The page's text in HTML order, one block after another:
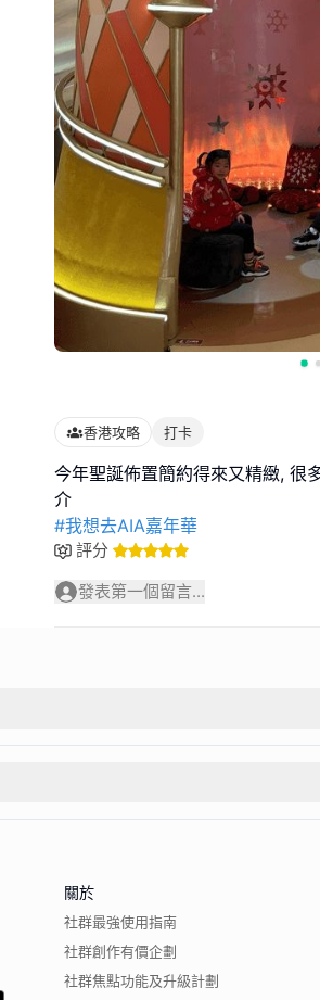
香港攻略 打卡
今年聖誕佈置簡約得來又精緻, 很
#我想去AIA嘉年華
評分
發表第一個留言...
關於
社群最強使用指南
社群創作有價企劃
社群焦點功能及升級計劃